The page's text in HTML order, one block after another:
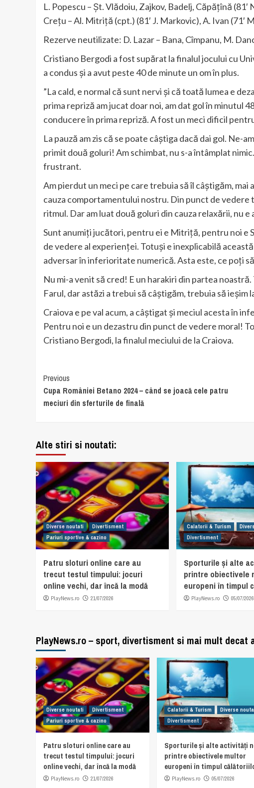
L. Popescu – Șt. Vlădoiu, Zajkov, Badelj, Căpățînă
Crețu – Al. Mitriță (cpt.) (81′ J. Markovic), A. Ivan
Rezerve neutilizate: D. Lazar – Bana, Cîmpanu, M.
Cristiano Bergodi a fost supărat la finalul jocului cu
a condus și a avut peste 40 de minute un om în plus.
”La cald, e normal că sunt nervi și că toată lumea e
prima repriză am jucat doar noi, am dat gol în minutul
conducere în prima repriză. A fost un meci dificil
La pauză am zis că se poate câștiga dacă dai gol. Ne-
primit două goluri! Am schimbat, nu s-a întâmplat
frustrant.
Am pierdut un meci pe care trebuia să îl câștigăm, mai
cauza comportamentului nostru. Din punct de
ritmul. Dar am luat două goluri din cauza relaxării, nu e
Sunt anumiți jucători, pentru ei e Mitriță, pentru noi e
de vedere al experienței. Totuși e inexplicabilă
adversar în inferioritate numerică. Asta este, ce poți
Nu mi-a venit să cred! E un harakiri din partea
Farul, dar astăzi a trebui să câștigăm, trebuia să ieșim
Craiova e pe val acum, a câștigat și meciul acesta în
Pentru noi e un dezastru din punct de vedere moral!
Cristiano Bergodi, la finalul meciului de la Craiova.
Continue
Reading
Previous
Cupa României Betano 2024 – când se joacă cele patru
meciuri din sferturile de finală
Alte stiri si noutati:
Diverse noutati
Divertisment
Pariuri sportive & cazino
Patru sloturi online care au
trecut testul timpului: jocuri
online vechi, dar încă la modă
PlayNews.ro 21/07/2026
Calatorii & Turism
Divertisment
Sporturile și alte
printre obiectivele
europeni în timpul
PlayNews.ro 05/07/2026
PlayNews.ro – sport, divertisment si mai mult decat
Diverse noutati
Divertisment
Pariuri sportive & cazino
Patru sloturi online care au
trecut testul timpului: jocuri
online vechi, dar încă la modă
PlayNews.ro 21/07/2026
Calatorii & Turism
Diverse
Divertisment
Sporturile și alte activități
printre obiectivele multor
europeni în timpul
PlayNews.ro 05/07/2026